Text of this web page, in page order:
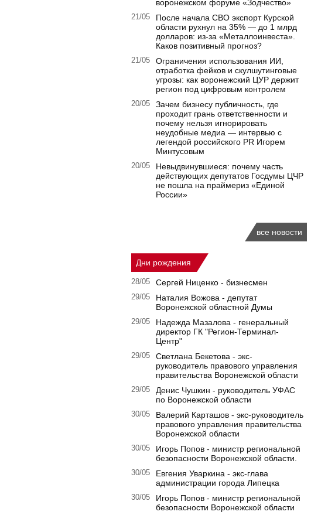
воронежском форуме «Зодчество»
21/05
После начала СВО экспорт Курской
области рухнул на 35% — до 1 млрд
долларов: из-за «Металлоинвеста».
Каков позитивный прогноз?
21/05
Ограничения использования ИИ,
отработка фейков и скулшутинговые
угрозы: как воронежский ЦУР держит
регион под цифровым контролем
20/05
Зачем бизнесу публичность, где
проходит грань ответственности и
почему нельзя игнорировать
неудобные медиа — интервью с
легендой российского PR Игорем
Минтусовым
20/05
Невыдвинувшиеся: почему часть
действующих депутатов Госдумы ЦЧР
не пошла на праймериз «Единой
России»
все новости
Дни рождения
28/05 Сергей Ниценко - бизнесмен
29/05
Наталия Вожова - депутат
Воронежской областной Думы
29/05
Надежда Мазалова - генеральный
директор ГК "Регион-Терминал-
Центр"
29/05
Светлана Бекетова - экс-
руководитель правового управления
правительства Воронежской области
29/05
Денис Чушкин - руководитель УФАС
по Воронежской области
30/05
Валерий Карташов - экс-руководитель
правового управления правительства
Воронежской области
30/05
Игорь Попов - министр региональной
безопасности Воронежской области.
30/05
Евгения Уваркина - экс-глава
администрации города Липецка
30/05
Игорь Попов - министр региональной
безопасности Воронежской области